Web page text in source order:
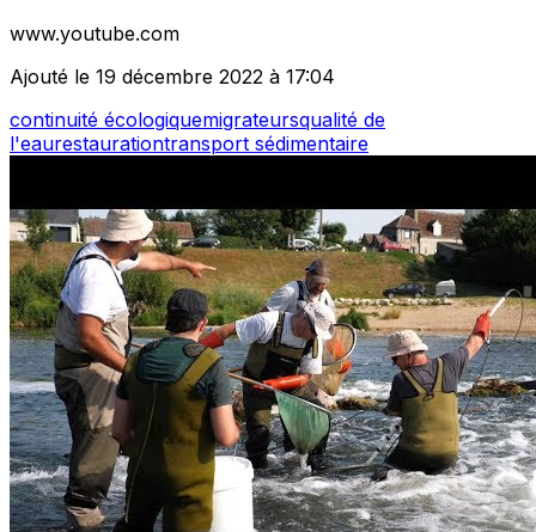
www.youtube.com
Ajouté le 19 décembre 2022 à 17:04
continuité écologiquemigrateursqualité de
l'eaurestaurationtransport sédimentaire